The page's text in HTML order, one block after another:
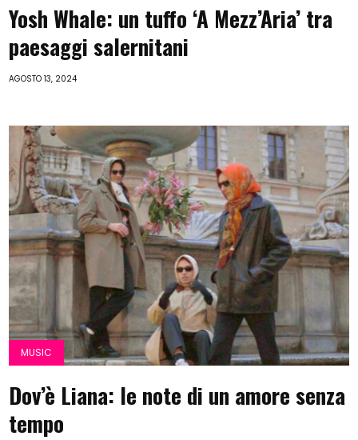
Yosh Whale: un tuffo ‘A Mezz’Aria’ tra
paesaggi salernitani
AGOSTO 13, 2024
MUSIC
Dov’è Liana: le note di un amore senza
tempo